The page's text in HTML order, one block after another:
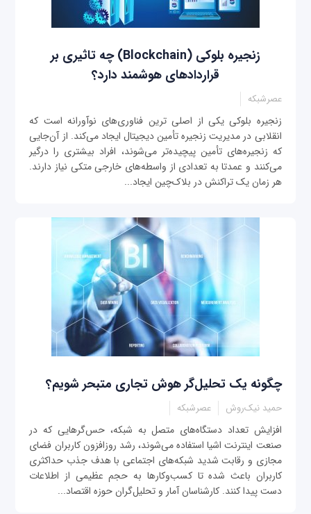
زنجیره بلوکی (Blockchain) چه تاثیری بر
قراردادهای هوشمند دارد؟
عصرشبکه
زنجیره بلوکی یکی از اصلی ترین فناوری‌های نوآورانه است که
انقلابی در مدیریت زنجیره تأمین دیجیتال ایجاد می‌کند. از آن‌جایی
که زنجیره‌های تأمین پیچیده‌تر می‌شوند، افراد بیشتری را درگیر
می‌کنند و عمدتا به تعدادی از واسطه‌های خارجی متکی نیاز دارند.
هر زمان یک تراکنش در بلاک‌چین ایجاد...
چگونه یک تحلیل‌گر هوش تجاری متبحر شویم؟
حمید نیک‌روش عصرشبکه
افزایش تعداد دستگاه‌های متصل به شبکه، حس‌گرهایی که در
صنعت اینترنت اشیا استفاده می‌شوند، رشد روزافزون کاربران فضای
مجازی و رقابت شدید شبکه‌های اجتماعی با هدف جذب حداکثری
کاربران باعث شده تا کسب‌وکارها به حجم عظیمی از اطلاعات
دست پیدا کنند. کارشناسان آمار و تحلیل‌گران حوزه اقتصاد...